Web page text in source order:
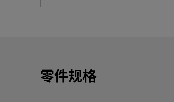
零件规格